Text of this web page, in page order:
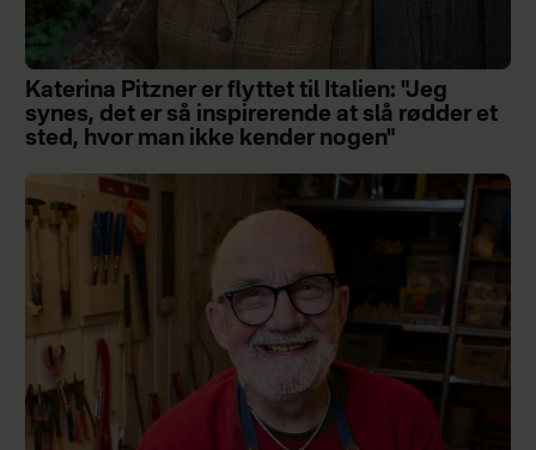
Katerina Pitzner er flyttet til Italien: "Jeg
synes, det er så inspirerende at slå rødder et
sted, hvor man ikke kender nogen"